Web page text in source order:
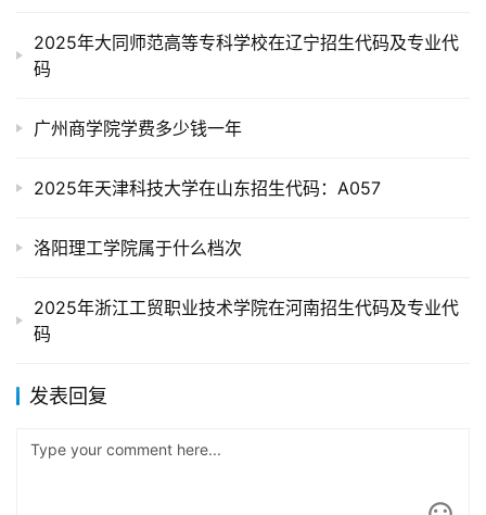
2025年大同师范高等专科学校在辽宁招生代码及专业代
码
广州商学院学费多少钱一年
2025年天津科技大学在山东招生代码：A057
洛阳理工学院属于什么档次
2025年浙江工贸职业技术学院在河南招生代码及专业代
码
发表回复